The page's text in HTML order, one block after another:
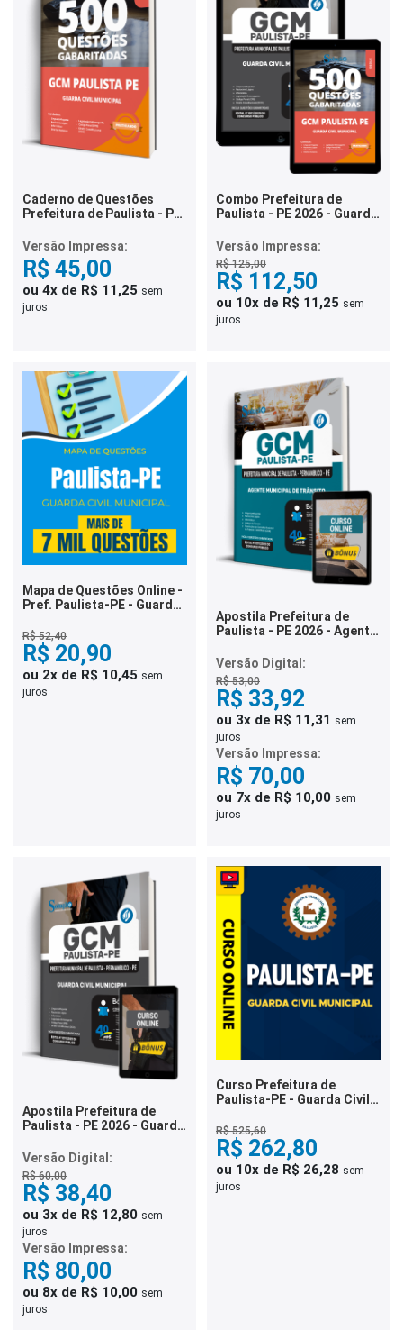
Caderno de Questões
Prefeitura de Paulista - PE
500 Questões Gabaritadas
Versão Impressa:
R$ 45,00
ou 4x de R$ 11,25 sem
juros
Combo Prefeitura de
Paulista - PE 2026 - Guarda
Versão Impressa:
R$ 125,00
R$ 112,50
ou 10x de R$ 11,25 sem
juros
Mapa de Questões Online -
Pref. Paulista-PE - Guarda
Questões
R$ 52,40
R$ 20,90
ou 2x de R$ 10,45 sem
juros
Apostila Prefeitura de
Paulista - PE 2026 - Agente
Versão Digital:
R$ 53,00
R$ 33,92
ou 3x de R$ 11,31 sem
juros
Versão Impressa:
R$ 70,00
ou 7x de R$ 10,00 sem
juros
Apostila Prefeitura de
Paulista - PE 2026 - Guarda
Versão Digital:
R$ 60,00
R$ 38,40
ou 3x de R$ 12,80 sem
juros
Versão Impressa:
R$ 80,00
ou 8x de R$ 10,00 sem
juros
Curso Prefeitura de
Paulista-PE - Guarda Civil
R$ 525,60
R$ 262,80
ou 10x de R$ 26,28 sem
juros